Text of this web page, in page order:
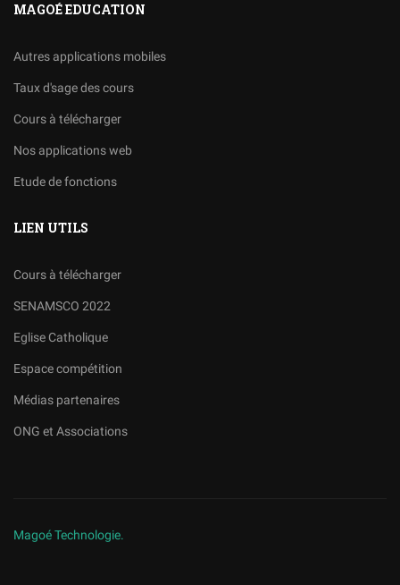
MAGOÉ EDUCATION
Autres applications mobiles
Taux d'sage des cours
Cours à télécharger
Nos applications web
Etude de fonctions
LIEN UTILS
Cours à télécharger
SENAMSCO 2022
Eglise Catholique
Espace compétition
Médias partenaires
ONG et Associations
Magoé Technologie.